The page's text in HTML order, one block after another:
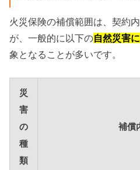
火災保険の補償範囲は、契約
が、一般的に以下の自然災害
象となることが多いです。
災
害
の
種
類
補償